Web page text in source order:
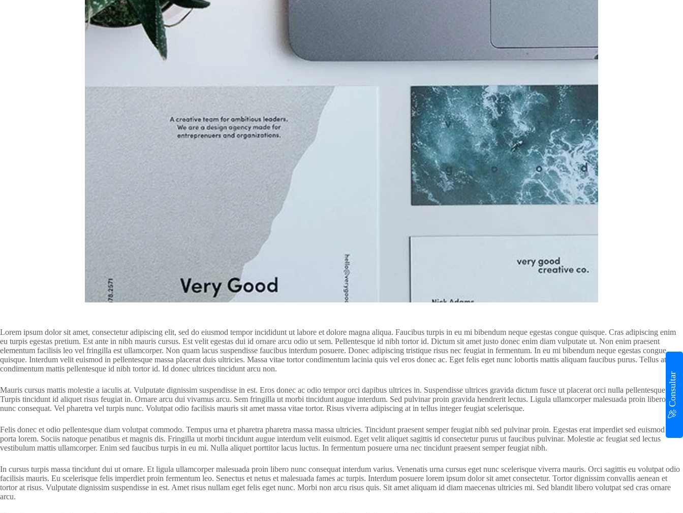
Lorem ipsum dolor sit amet, consectetur adipiscing elit, sed do eiusmod tempor incididunt ut labore et dolore magna aliqua. Faucibus turpis in eu mi bibendum neque egestas congue quisque. Cras adipiscing enim
eu turpis egestas pretium. Est ante in nibh mauris cursus. Est velit egestas dui id ornare arcu odio ut sem. Pellentesque id nibh tortor id. Dictum sit amet justo donec enim diam vulputate ut. Non enim praesent
elementum facilisis leo vel fringilla est ullamcorper. Non quam lacus suspendisse faucibus interdum posuere. Donec adipiscing tristique risus nec feugiat in fermentum. In eu mi bibendum neque egestas congue
quisque. Interdum velit euismod in pellentesque massa placerat duis ultricies. Massa vitae tortor condimentum lacinia quis vel eros donec ac. Eget felis eget nunc lobortis mattis aliquam faucibus purus. Tellus at urna
condimentum mattis pellentesque id nibh tortor id. Id donec ultrices tincidunt arcu non.
Mauris cursus mattis molestie a iaculis at. Vulputate dignissim suspendisse in est. Eros donec ac odio tempor orci dapibus ultrices in. Suspendisse ultrices gravida dictum fusce ut placerat orci nulla pellentesque.
Turpis tincidunt id aliquet risus feugiat in. Ornare arcu dui vivamus arcu. Sem fringilla ut morbi tincidunt augue interdum. Sed pulvinar proin gravida hendrerit lectus. Ligula ullamcorper malesuada proin libero
nunc consequat. Vel pharetra vel turpis nunc. Volutpat odio facilisis mauris sit amet massa vitae tortor. Risus viverra adipiscing at in tellus integer feugiat scelerisque.
Felis donec et odio pellentesque diam volutpat commodo. Tempus urna et pharetra pharetra massa massa ultricies. Tincidunt praesent semper feugiat nibh sed pulvinar proin. Egestas erat imperdiet sed euismod nisi
porta lorem. Sociis natoque penatibus et magnis dis. Fringilla ut morbi tincidunt augue interdum velit euismod. Eget velit aliquet sagittis id consectetur purus ut faucibus pulvinar. Molestie ac feugiat sed lectus
vestibulum mattis ullamcorper. Enim sed faucibus turpis in eu mi. Nulla aliquet porttitor lacus luctus. In fermentum posuere urna nec tincidunt praesent semper feugiat nibh.
In cursus turpis massa tincidunt dui ut ornare. Et ligula ullamcorper malesuada proin libero nunc consequat interdum varius. Venenatis urna cursus eget nunc scelerisque viverra mauris. Orci sagittis eu volutpat odio
facilisis mauris. Eu scelerisque felis imperdiet proin fermentum leo. Senectus et netus et malesuada fames ac turpis. Interdum posuere lorem ipsum dolor sit amet consectetur. Tortor dignissim convallis aenean et
tortor at risus. Vulputate dignissim suspendisse in est. Amet risus nullam eget felis eget nunc. Morbi non arcu risus quis. Sit amet aliquam id diam maecenas ultricies mi. Sed blandit libero volutpat sed cras ornare
arcu.
🚀 Consultar